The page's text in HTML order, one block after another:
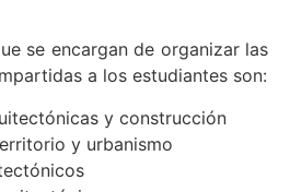
se encargan de organizar las
a los estudiantes son:
y construcción
y urbanismo